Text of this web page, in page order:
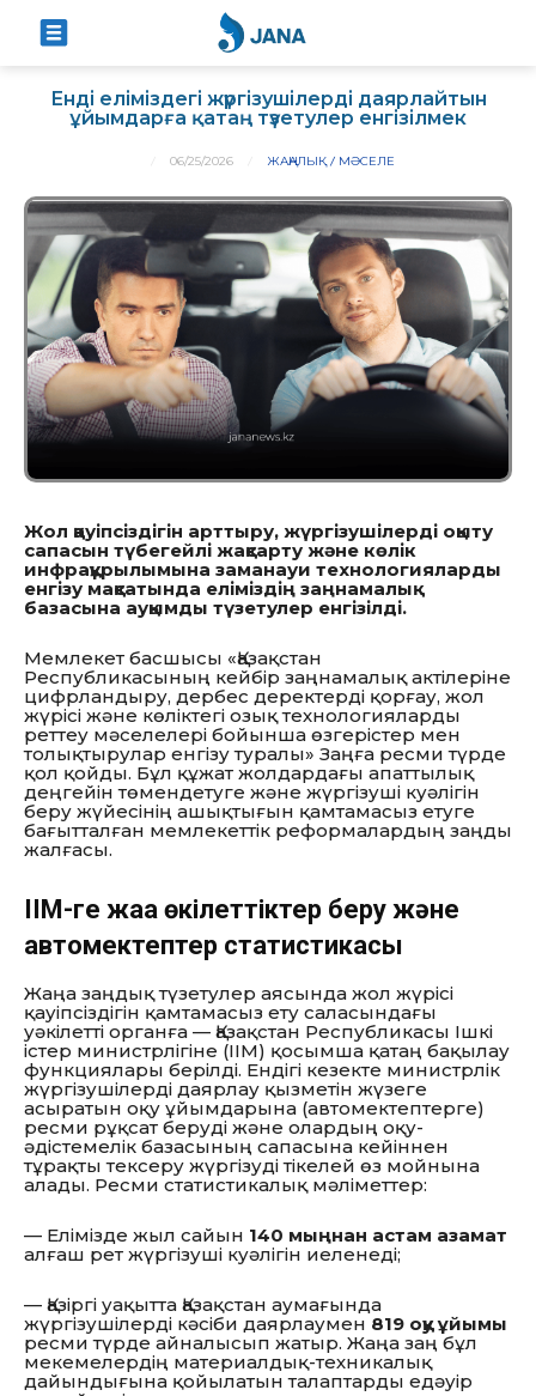
Енді еліміздегі жүргізушілерді даярлайтын
ұйымдарға қатаң түзетулер енгізілмек
06/25/2026 ЖАҢАЛЫҚ МӘСЕЛЕ
Жол қауіпсіздігін арттыру, жүргізушілерді оқыту
сапасын түбегейлі жақсарту және көлік
инфрақұрылымына заманауи технологияларды
енгізу мақсатында еліміздің заңнамалық
базасына ауқымды түзетулер енгізілді.
Мемлекет басшысы «Қазақстан
Республикасының кейбір заңнамалық актілеріне
цифрландыру, дербес деректерді қорғау, жол
жүрісі және көліктегі озық технологияларды
реттеу мәселелері бойынша өзгерістер мен
толықтырулар енгізу туралы» Заңға ресми түрде
қол қойды. Бұл құжат жолдардағы апаттылық
деңгейін төмендетуге және жүргізуші куәлігін
беру жүйесінің ашықтығын қамтамасыз етуге
бағытталған мемлекеттік реформалардың заңды
жалғасы.
ІІМ-ге жаңа өкілеттіктер беру және
автомектептер статистикасы
Жаңа заңдық түзетулер аясында жол жүрісі
қауіпсіздігін қамтамасыз ету саласындағы
уәкілетті органға — Қазақстан Республикасы Ішкі
істер министрлігіне (ІІМ) қосымша қатаң бақылау
функциялары берілді. Ендігі кезекте министрлік
жүргізушілерді даярлау қызметін жүзеге
асыратын оқу ұйымдарына (автомектептерге)
ресми рұқсат беруді және олардың оқу-
әдістемелік базасының сапасына кейіннен
тұрақты тексеру жүргізуді тікелей өз мойнына
алады. Ресми статистикалық мәліметтер:
— Елімізде жыл сайын 140 мыңнан астам азамат
алғаш рет жүргізуші куәлігін иеленеді;
— Қазіргі уақытта Қазақстан аумағында
жүргізушілерді кәсіби даярлаумен 819 оқу ұйымы
ресми түрде айналысып жатыр. Жаңа заң бұл
мекемелердің материалдық-техникалық
дайындығына қойылатын талаптарды едәуір